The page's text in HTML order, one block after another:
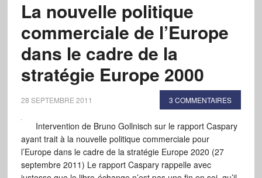
La nouvelle politique
commerciale de l’Europe
dans le cadre de la
stratégie Europe 2000
28 SEPTEMBRE 2011 3 COMMENTAIRES
Intervention de Bruno Gollnisch sur le rapport Caspary
ayant trait à la nouvelle politique commerciale pour
l’Europe dans le cadre de la stratégie Europe 2020 (27
septembre 2011) Le rapport Caspary rappelle avec